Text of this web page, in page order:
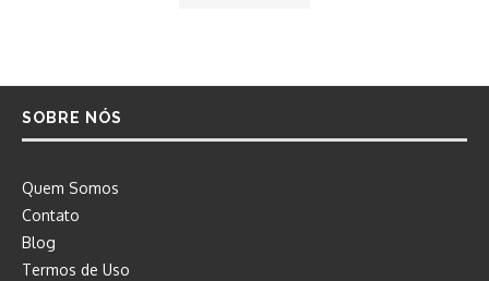
SOBRE NÓS
Quem Somos
Contato
Blog
Termos de Uso